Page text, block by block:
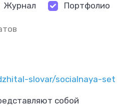
Журнал Портфолио
slovar/socialnaya-set
собой